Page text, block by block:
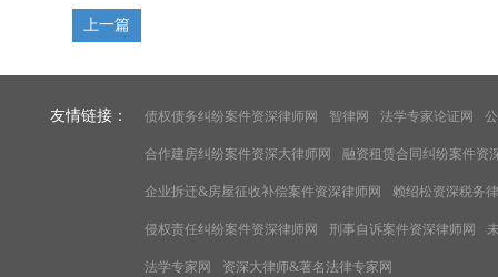
上一篇
友情链接： 债权债务纠纷案件资深律师网 智律网 法学专家论证网
合作建房纠纷案件资深大律师网 融资租赁合同纠纷案件资
企业拆迁&房屋征收补偿案件资深律师网 赖绍松资深税务
侵权责任纠纷案件资深律师网 刑事自诉案件资深律师网
法学专家网 资深大律师&著名法律专家网